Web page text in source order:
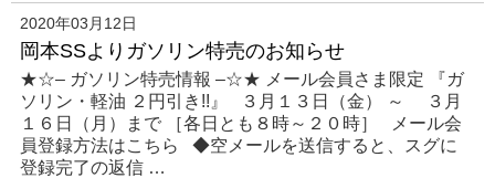
2020年03月12日
岡本SSよりガソリン特売のお知らせ
★☆– ガソリン特売情報 –☆★ メール会員さま限定 『ガ
ソリン・軽油 ２円引き!!』 ３月１３日（金） ～ ３月
１６日（月）まで ［各日とも８時～２０時］ メール会
員登録方法はこちら ◆空メールを送信すると、スグに
登録完了の返信 …